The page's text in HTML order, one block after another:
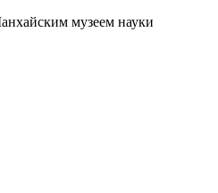
музеем науки